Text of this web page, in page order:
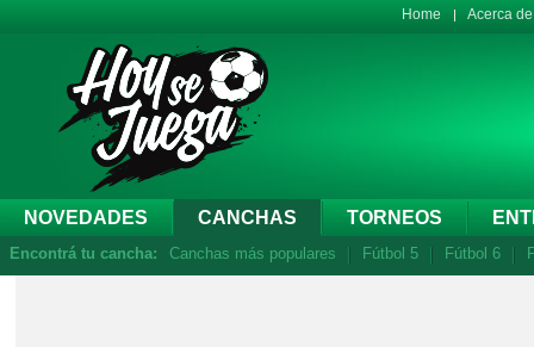
Home Acerca
NOVEDADES CANCHAS TORNEOS
Encontrá tu cancha: Canchas más populares Fútbol 5 Fútbol 6